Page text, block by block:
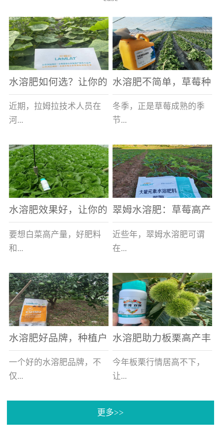
水溶肥如何选？让你的
老棚土好产量高
近期，拉姆拉技术人员在
河...
南走访时，发现当地许多
蔬菜产区，老棚数量占多
数，连年的重茬、土壤板
结等原因，导致土壤差，
作物根系...
水溶肥不简单，草莓种
植户指名要使用
冬季，正是草莓成熟的季
节...
，也是山东窦大哥开心的
时刻，从一大早接到收购
商的电话，就开始在草莓
大棚里忙碌。为什么窦大
哥家的草...
水溶肥效果好，让你的
白菜增产不是问题
要想白菜高产量，好肥料
和...
好的技术管理缺一不可，
相信广大白菜种植户们都
深有体会。今天就一起来
看看，什么样的水溶肥可
以让你的...
翠姆水溶肥：草莓高产
的好帮手
近些年，翠姆水溶肥可谓
在...
河北草莓区域话题不减，
不但在草莓上表现效果明
显，使用的种植户更是越
来越多。今天，借此机
会，一起来...
水溶肥好品牌，种植户
纷纷为“翠姆“点赞
一个好的水溶肥品牌，不
仅...
帮助作物增产增收，更要
水溶肥助力板栗高产丰
产
今年板栗行情居高不下，
让...
许多板栗种植户都获得了
更多>>